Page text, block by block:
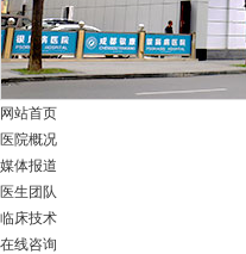
网站首页
医院概况
媒体报道
医生团队
临床技术
在线咨询